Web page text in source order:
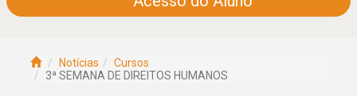
Notícias
Cursos
3ª SEMANA DE DIREITOS HUMANOS